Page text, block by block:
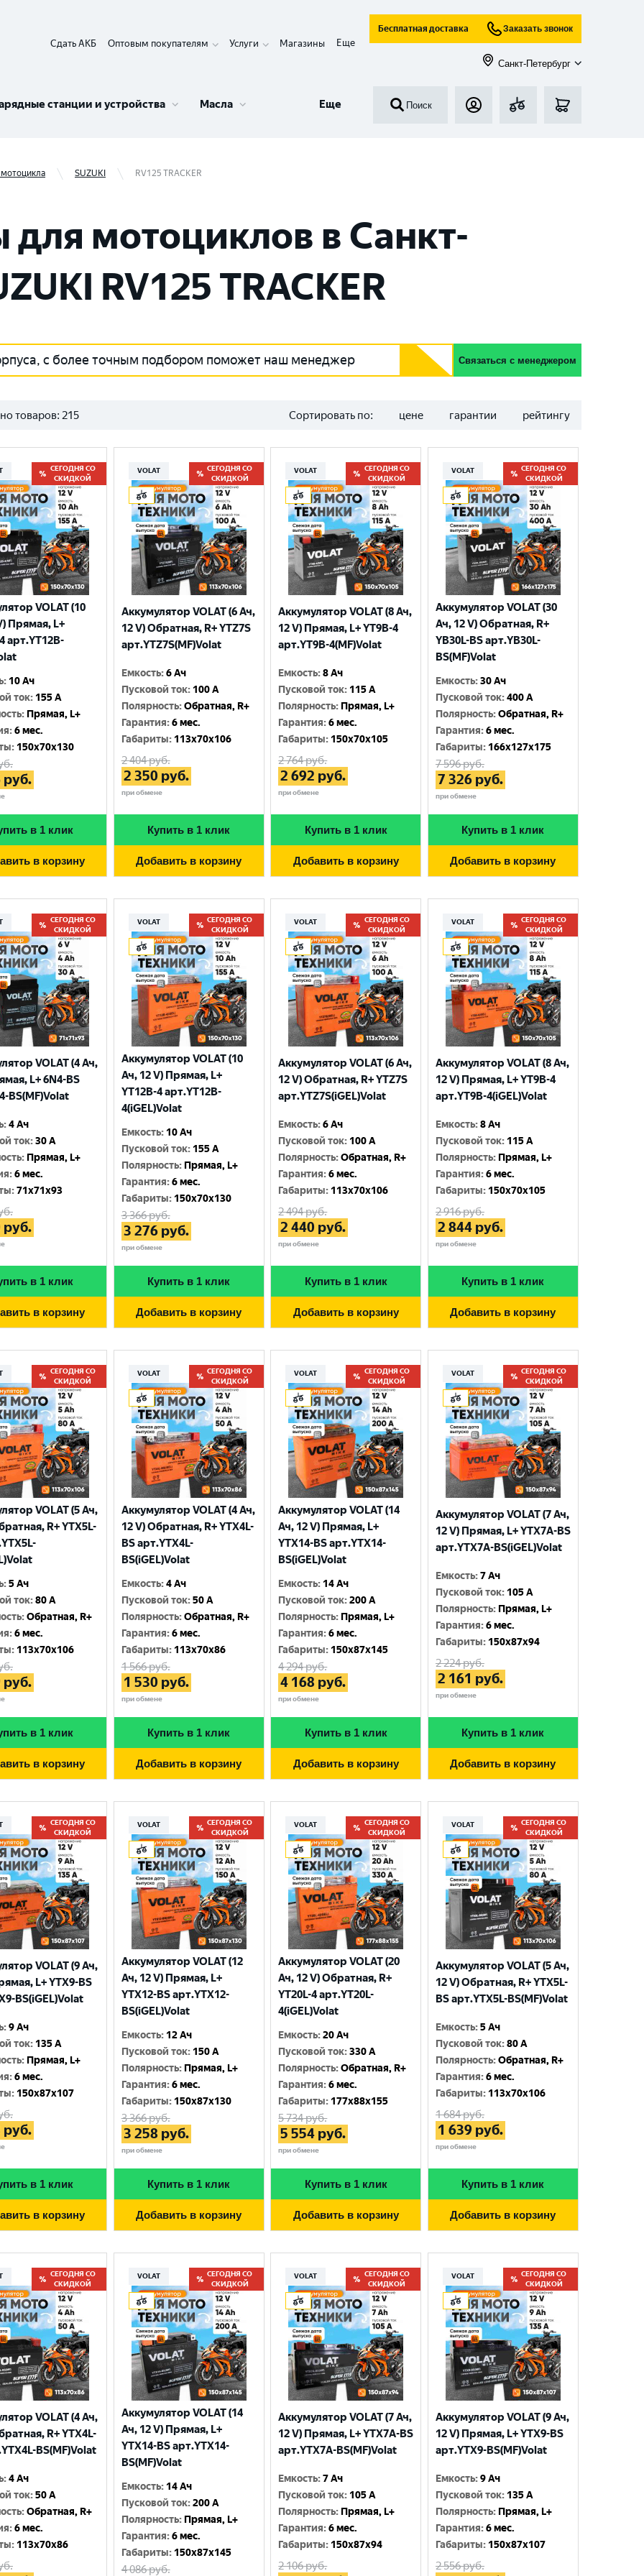
Сдать АКБ Оптовым покупателям Услуги Магазины Еще
Бесплатная доставка Заказать звонок
Санкт-Петербург
станции и устройства Масла Еще Поиск
SUZUKI RV125 TRACKER
мотоциклов в Санкт-
RV125 TRACKER
с более точным подбором поможет наш менеджер Связаться с менеджером
товаров: 215 Сортировать по: цене гарантии рейтингу
СЕГОДНЯ СО
СКИДКОЙ
VOLAT (10
Прямая, L+
арт.YT12B-
: 10 Ач
ток: 155 A
: Прямая, L+
:6 мес.
: 150x70x130
руб.
в 1 клик
в корзину
VOLAT
СЕГОДНЯ СО
СКИДКОЙ
Аккумулятор VOLAT (6 Ач,
12 V) Обратная, R+ YTZ7S
арт.YTZ7S(MF)Volat
Емкость:6 Ач
Пусковой ток: 100 A
Полярность:Обратная, R+
Гарантия:6 мес.
Габариты: 113x70x106
2 404руб.
2 350 руб.
при обмене
Купить в 1 клик
Добавить в корзину
VOLAT
СЕГОДНЯ СО
СКИДКОЙ
Аккумулятор VOLAT (8 Ач,
12 V) Прямая, L+ YT9B-4
арт.YT9B-4(MF)Volat
Емкость:8 Ач
Пусковой ток: 115 A
Полярность: Прямая, L+
Гарантия:6 мес.
Габариты: 150x70x105
2 764руб.
2 692 руб.
при обмене
Купить в 1 клик
Добавить в корзину
VOLAT
СЕГОДНЯ СО
СКИДКОЙ
Аккумулятор VOLAT (30
Ач, 12 V) Обратная, R+
YB30L-BS арт.YB30L-
BS(MF)Volat
Емкость:30 Ач
Пусковой ток:400 A
Полярность:Обратная, R+
Гарантия:6 мес.
Габариты: 166x127x175
7 596руб.
7 326руб.
при обмене
Купить в 1 клик
Добавить в корзину
СЕГОДНЯ СО
СКИДКОЙ
VOLAT (4 Ач,
L+ 6N4-BS
BS(MF)Volat
:4 Ач
ток:30 A
: Прямая, L+
:6 мес.
:71x71x93
руб.
в 1 клик
в корзину
VOLAT
СЕГОДНЯ СО
СКИДКОЙ
Аккумулятор VOLAT (10
Ач, 12 V) Прямая, L+
YT12B-4 арт.YT12B-
4(iGEL)Volat
Емкость: 10 Ач
Пусковой ток: 155 A
Полярность: Прямая, L+
Гарантия:6 мес.
Габариты: 150x70x130
3 366руб.
3 276руб.
при обмене
Купить в 1 клик
Добавить в корзину
VOLAT
СЕГОДНЯ СО
СКИДКОЙ
Аккумулятор VOLAT (6 Ач,
12 V) Обратная, R+ YTZ7S
арт.YTZ7S(iGEL)Volat
Емкость:6 Ач
Пусковой ток: 100 A
Полярность:Обратная, R+
Гарантия:6 мес.
Габариты: 113x70x106
2 494руб.
2 440 руб.
при обмене
Купить в 1 клик
Добавить в корзину
VOLAT
СЕГОДНЯ СО
СКИДКОЙ
Аккумулятор VOLAT (8 Ач,
12 V) Прямая, L+ YT9B-4
арт.YT9B-4(iGEL)Volat
Емкость:8 Ач
Пусковой ток: 115 A
Полярность: Прямая, L+
Гарантия:6 мес.
Габариты: 150x70x105
2 916руб.
2 844руб.
при обмене
Купить в 1 клик
Добавить в корзину
СЕГОДНЯ СО
СКИДКОЙ
VOLAT (5 Ач,
R+ YTX5L-
:5 Ач
ток:80 A
:Обратная, R+
:6 мес.
: 113x70x106
руб.
в 1 клик
в корзину
VOLAT
СЕГОДНЯ СО
СКИДКОЙ
Аккумулятор VOLAT (4 Ач,
12 V) Обратная, R+ YTX4L-
BS арт.YTX4L-
BS(iGEL)Volat
Емкость:4 Ач
Пусковой ток:50 A
Полярность:Обратная, R+
Гарантия:6 мес.
Габариты: 113x70x86
1 566руб.
1 530 руб.
при обмене
Купить в 1 клик
Добавить в корзину
VOLAT
СЕГОДНЯ СО
СКИДКОЙ
Аккумулятор VOLAT (14
Ач, 12 V) Прямая, L+
YTX14-BS арт.YTX14-
BS(iGEL)Volat
Емкость: 14 Ач
Пусковой ток:200 A
Полярность: Прямая, L+
Гарантия:6 мес.
Габариты: 150x87x145
4 294руб.
4 168 руб.
при обмене
Купить в 1 клик
Добавить в корзину
VOLAT
СЕГОДНЯ СО
СКИДКОЙ
Аккумулятор VOLAT (7 Ач,
12 V) Прямая, L+ YTX7A-BS
арт.YTX7A-BS(iGEL)Volat
Емкость:7 Ач
Пусковой ток: 105 A
Полярность: Прямая, L+
Гарантия:6 мес.
Габариты: 150x87x94
2 224руб.
2 161 руб.
при обмене
Купить в 1 клик
Добавить в корзину
СЕГОДНЯ СО
СКИДКОЙ
VOLAT (9 Ач,
L+ YTX9-BS
BS(iGEL)Volat
:9 Ач
ток: 135 A
: Прямая, L+
:6 мес.
: 150x87x107
руб.
в 1 клик
в корзину
VOLAT
СЕГОДНЯ СО
СКИДКОЙ
Аккумулятор VOLAT (12
Ач, 12 V) Прямая, L+
YTX12-BS арт.YTX12-
BS(iGEL)Volat
Емкость: 12 Ач
Пусковой ток: 150 A
Полярность: Прямая, L+
Гарантия:6 мес.
Габариты: 150x87x130
3 366руб.
3 258 руб.
при обмене
Купить в 1 клик
Добавить в корзину
VOLAT
СЕГОДНЯ СО
СКИДКОЙ
Аккумулятор VOLAT (20
Ач, 12 V) Обратная, R+
YT20L-4 арт.YT20L-
4(iGEL)Volat
Емкость:20 Ач
Пусковой ток:330 A
Полярность:Обратная, R+
Гарантия:6 мес.
Габариты: 177x88x155
5 734руб.
5 554 руб.
при обмене
Купить в 1 клик
Добавить в корзину
VOLAT
СЕГОДНЯ СО
СКИДКОЙ
Аккумулятор VOLAT (5 Ач,
12 V) Обратная, R+ YTX5L-
BS арт.YTX5L-BS(MF)Volat
Емкость:5 Ач
Пусковой ток:80 A
Полярность:Обратная, R+
Гарантия:6 мес.
Габариты: 113x70x106
1 684руб.
1 639 руб.
при обмене
Купить в 1 клик
Добавить в корзину
СЕГОДНЯ СО
СКИДКОЙ
VOLAT (4 Ач,
R+ YTX4L-
BS(MF)Volat
:4 Ач
ток:50 A
:Обратная, R+
:6 мес.
: 113x70x86
VOLAT
СЕГОДНЯ СО
СКИДКОЙ
Аккумулятор VOLAT (14
Ач, 12 V) Прямая, L+
YTX14-BS арт.YTX14-
BS(MF)Volat
Емкость: 14 Ач
Пусковой ток:200 A
Полярность: Прямая, L+
Гарантия:6 мес.
Габариты: 150x87x145
4 086руб.
VOLAT
СЕГОДНЯ СО
СКИДКОЙ
Аккумулятор VOLAT (7 Ач,
12 V) Прямая, L+ YTX7A-BS
арт.YTX7A-BS(MF)Volat
Емкость:7 Ач
Пусковой ток: 105 A
Полярность: Прямая, L+
Гарантия:6 мес.
Габариты: 150x87x94
2 106руб.
VOLAT
СЕГОДНЯ СО
СКИДКОЙ
Аккумулятор VOLAT (9 Ач,
12 V) Прямая, L+ YTX9-BS
арт.YTX9-BS(MF)Volat
Емкость:9 Ач
Пусковой ток: 135 A
Полярность: Прямая, L+
Гарантия:6 мес.
Габариты: 150x87x107
2 556руб.
Выберите ваш город
Великий Новгород
Москва
Санкт-Петербург
Смоленск